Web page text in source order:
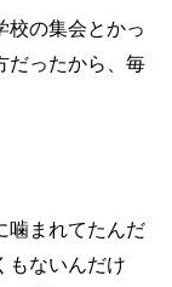
校の集会とかっ
だったから、毎
噛まれてたんだ
もないんだけ